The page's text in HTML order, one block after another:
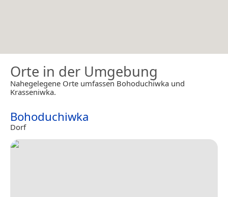
Orte in der Umgebung
Nahegelegene Orte umfassen Bohoduchiwka und
Krasseniwka.
Bohoduchiwka
Dorf